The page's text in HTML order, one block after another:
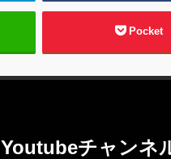
Pocket
Youtubeチャンネ